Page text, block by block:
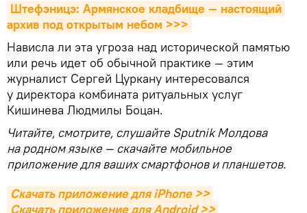
Штефэницэ: Армянское кладбище — настоящий
архив под открытым небом >>>
Нависла ли эта угроза над исторической памятью
или речь идет об обычной практике — этим
журналист Сергей Цуркану интересовался
у директора комбината ритуальных услуг
Кишинева Людмилы Боцан.
Читайте, смотрите, слушайте Sputnik Молдова
на родном языке — скачайте мобильное
приложение для ваших смартфонов и планшетов.
Скачать приложение для iPhone >>
Скачать приложение для Android >>